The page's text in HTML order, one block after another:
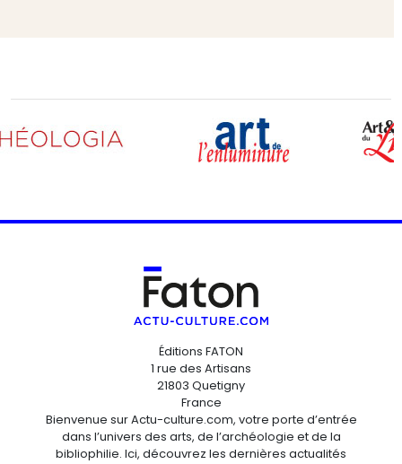
Éditions FATON
1 rue des Artisans
21803 Quetigny
France
Bienvenue sur Actu-culture.com, votre porte d’entrée
dans l’univers des arts, de l’archéologie et de la
bibliophilie. Ici, découvrez les dernières actualités